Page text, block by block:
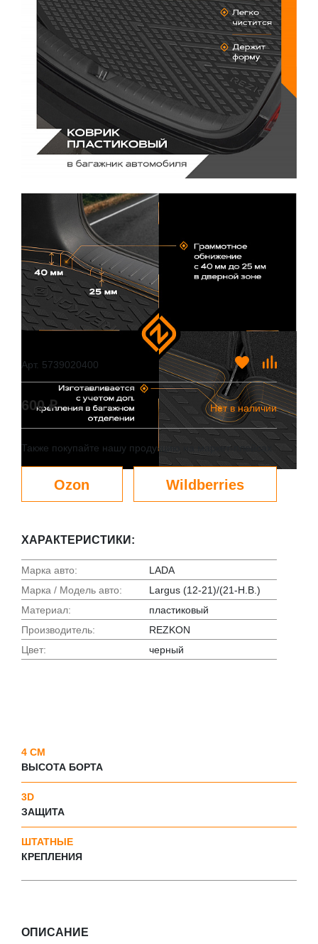
Арт. 5739020400
600 ₽ Нет в наличии
Также покупайте нашу продукцию на маркет-плейсах
Ozon Wildberries
ХАРАКТЕРИСТИКИ:
Марка авто:
LADA
Марка / Модель авто:
Largus (12-21)/(21-Н.В.)
Материал:
пластиковый
Производитель:
REZKON
Цвет:
черный
4 СМ
ВЫСОТА БОРТА
3D
ЗАЩИТА
ШТАТНЫЕ
КРЕПЛЕНИЯ
ОПИСАНИЕ